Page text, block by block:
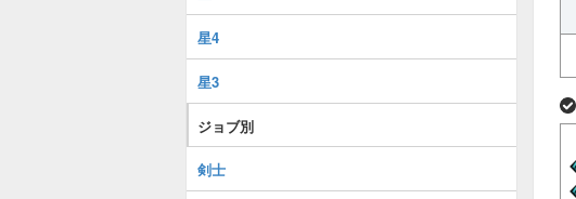
星4
星3
ジョブ別
剣士